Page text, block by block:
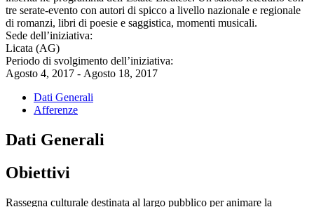
tre serate-evento con autori di spicco a livello nazionale e regionale
di romanzi, libri di poesie e saggistica, momenti musicali.
Sede dell’iniziativa:
Licata (AG)
Periodo di svolgimento dell’iniziativa:
Agosto 4, 2017 - Agosto 18, 2017
Dati Generali
Afferenze
Dati Generali
Obiettivi
Rassegna culturale destinata al largo pubblico per animare la